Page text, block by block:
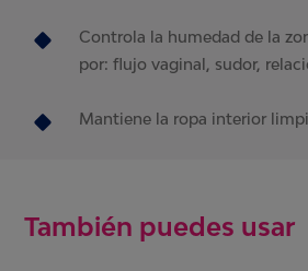
Controla la humedad de la
por:flujo vaginal , sudor,
Mantiene la ropa interior
También puedes usar